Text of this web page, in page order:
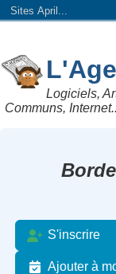
Sites April...
Logiciels,
Communs,
S'inscrire
Ajouter à